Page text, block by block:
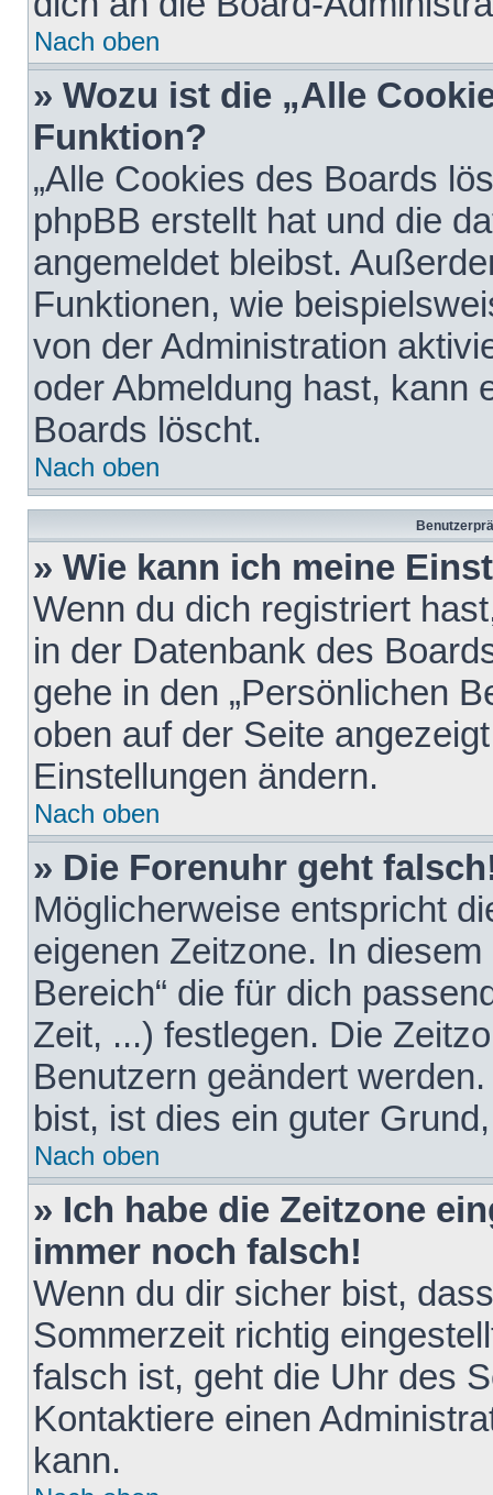
Nach oben
» Wozu ist die „Alle
Funktion?
„Alle Cookies des Boards
phpBB erstellt hat und die
angemeldet bleibst.
Funktionen, wie
von der Administration
oder Abmeldung hast, kann
Boards löscht.
Nach oben
» Wie kann ich meine
Wenn du dich registriert
in der Datenbank des
gehe in den „Persönlichen
oben auf der Seite
Einstellungen ändern.
Nach oben
» Die Forenuhr geht
Möglicherweise entspricht
eigenen Zeitzone. In
Bereich“ die für dich
Zeit, ...) festlegen. Die
Benutzern geändert
bist, ist dies ein guter
Nach oben
» Ich habe die Zeitzone
immer noch falsch!
Wenn du dir sicher bist,
Sommerzeit richtig
falsch ist, geht die Uhr des
Kontaktiere einen
kann.